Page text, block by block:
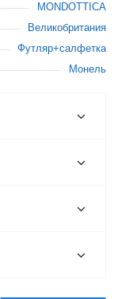
MONDOTTICA
Великобритания
Футляр+салфетка
Монель